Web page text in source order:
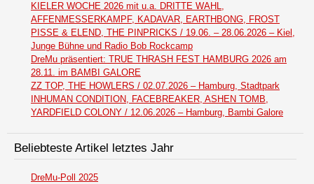
KIELER WOCHE 2026 mit u.a. DRITTE WAHL,
AFFENMESSERKAMPF, KADAVAR, EARTHBONG, FROST
PISSE & ELEND, THE PINPRICKS / 19.06. – 28.06.2026 – Kiel,
Junge Bühne und Radio Bob Rockcamp
DreMu präsentiert: TRUE THRASH FEST HAMBURG 2026 am
28.11. im BAMBI GALORE
ZZ TOP, THE HOWLERS / 02.07.2026 – Hamburg, Stadtpark
INHUMAN CONDITION, FACEBREAKER, ASHEN TOMB,
YARDFIELD COLONY / 12.06.2026 – Hamburg, Bambi Galore
Beliebteste Artikel letztes Jahr
DreMu-Poll 2025